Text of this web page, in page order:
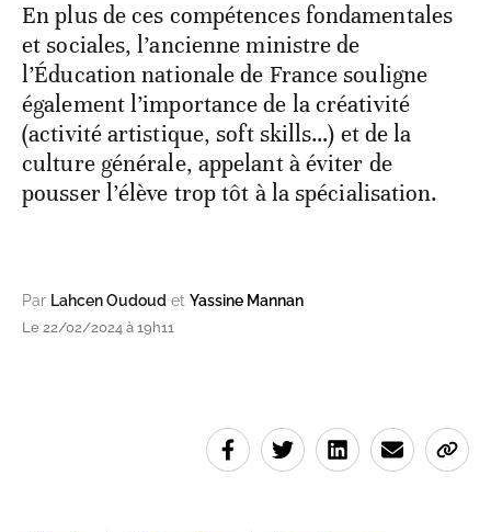
En plus de ces compétences fondamentales
et sociales, l’ancienne ministre de
l’Éducation nationale de France souligne
également l’importance de la créativité
(activité artistique, soft skills…) et de la
culture générale, appelant à éviter de
pousser l’élève trop tôt à la spécialisation.
Par Lahcen Oudoud et Yassine Mannan
Le 22/02/2024 à 19h11